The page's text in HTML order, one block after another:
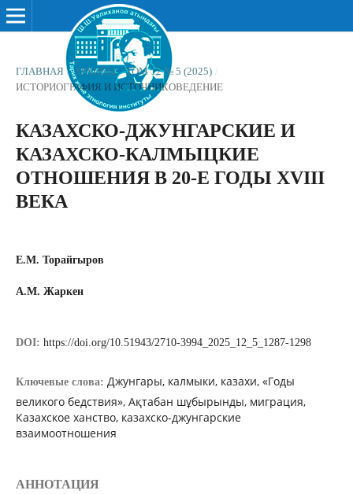
ГЛАВНАЯ / АРХИВЫ / ТОМ 12 № 5 (2025) /
ИСТОРИОГРАФИЯ И ИСТОЧНИКОВЕДЕНИЕ
КАЗАХСКО-ДЖУНГАРСКИЕ И
КАЗАХСКО-КАЛМЫЦКИЕ
ОТНОШЕНИЯ В 20-Е ГОДЫ XVIII
ВЕКА
Е.М. Торайгыров
А.М. Жаркен
DOI: https://doi.org/10.51943/2710-3994_2025_12_5_1287-1298
Ключевые слова: Джунгары, калмыки, казахи, «Годы
великого бедствия», Ақтабан шұбырынды, миграция,
Казахское ханство, казахско-джунгарские
взаимоотношения
АННОТАЦИЯ